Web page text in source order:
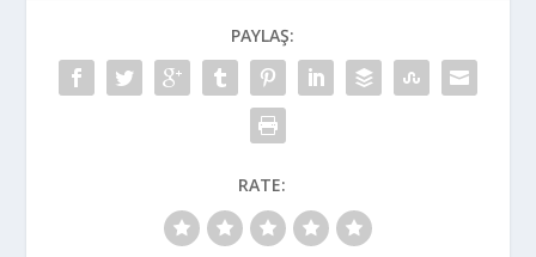
PAYLAŞ:
RATE: